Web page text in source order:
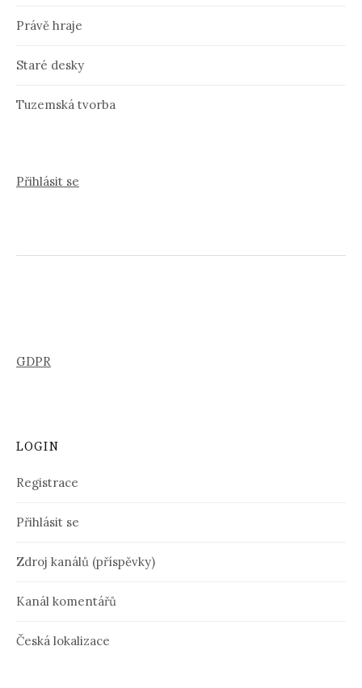
Právě hraje
Staré desky
Tuzemská tvorba
Přihlásit se
GDPR
LOGIN
Registrace
Přihlásit se
Zdroj kanálů (příspěvky)
Kanál komentářů
Česká lokalizace